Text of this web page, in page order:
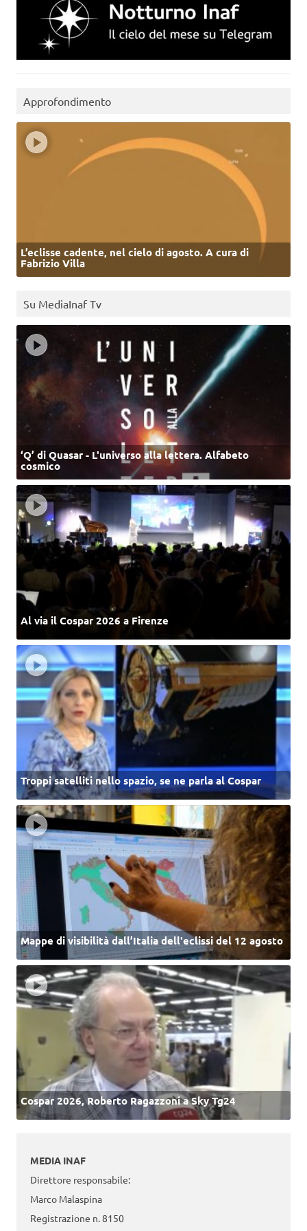
Approfondimento
L’eclisse cadente, nel cielo di agosto. A cura di
Fabrizio Villa
Su MediaInaf Tv
‘Q’ di Quasar - L'universo alla lettera. Alfabeto
cosmico
Al via il Cospar 2026 a Firenze
Troppi satelliti nello spazio, se ne parla al Cospar
Mappe di visibilità dall’Italia dell'eclissi del 12 agosto
Cospar 2026, Roberto Ragazzoni a Sky Tg24
MEDIA INAF
Direttore responsabile:
Marco Malaspina
Registrazione n. 8150